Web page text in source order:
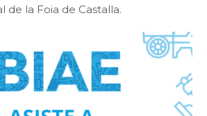
de la Foia de Castalla.